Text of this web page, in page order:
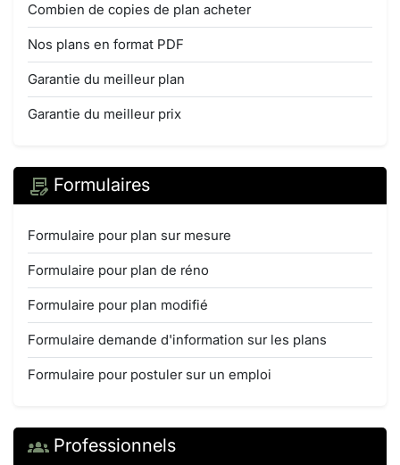
Combien de copies de plan acheter
Nos plans en format PDF
Garantie du meilleur plan
Garantie du meilleur prix
Formulaires
Formulaire pour plan sur mesure
Formulaire pour plan de réno
Formulaire pour plan modifié
Formulaire demande d'information sur les plans
Formulaire pour postuler sur un emploi
Professionnels